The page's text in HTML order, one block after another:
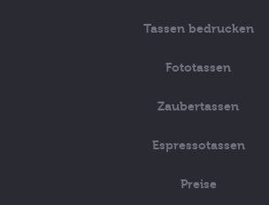
Tassen bedrucken
Fototassen
Zaubertassen
Espressotassen
Preise